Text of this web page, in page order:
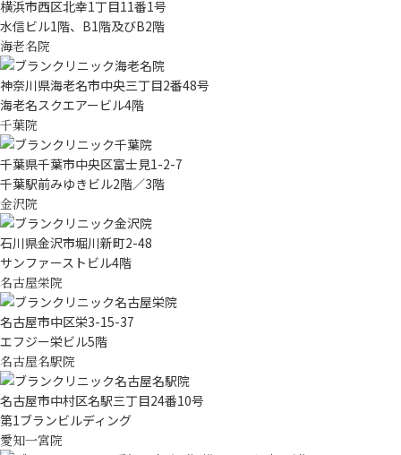
横浜市西区北幸1丁目11番1号
水信ビル1階、B1階及びB2階
海老名院
神奈川県海老名市中央三丁目2番48号
海老名スクエアービル4階
千葉院
千葉県千葉市中央区富士見1-2-7
千葉駅前みゆきビル2階／3階
金沢院
石川県金沢市堀川新町2-48
サンファーストビル4階
名古屋栄院
名古屋市中区栄3-15-37
エフジー栄ビル5階
名古屋名駅院
名古屋市中村区名駅三丁目24番10号
第1ブランビルディング
愛知一宮院